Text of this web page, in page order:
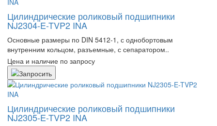
Цилиндрические роликовый подшипники
NJ2304-E-TVP2 INA
Основные размеры по DIN 5412-1, с однобортовым
внутренним кольцом, разъемные, с сепаратором..
Цена и наличие по запросу
Цилиндрические роликовый подшипники
NJ2305-E-TVP2 INA